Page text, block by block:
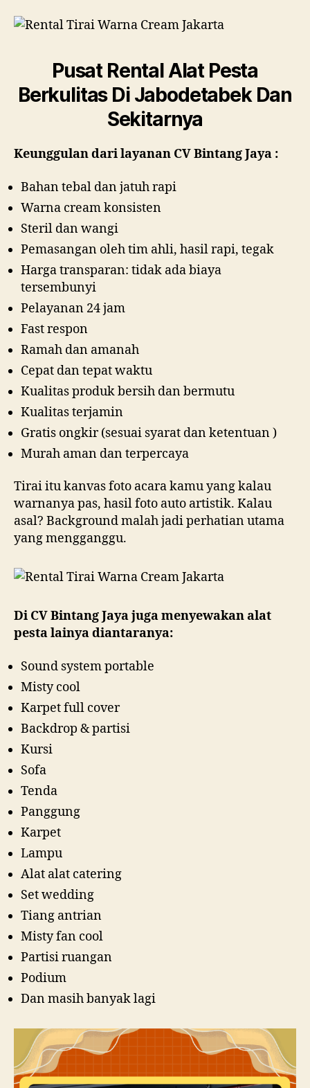
Pusat Rental Alat Pesta
Berkulitas Di Jabodetabek Dan
Sekitarnya
Keunggulan dari layanan CV Bintang Jaya :
Bahan tebal dan jatuh rapi
Warna cream konsisten
Steril dan wangi
Pemasangan oleh tim ahli, hasil rapi, tegak
Harga transparan: tidak ada biaya
tersembunyi
Pelayanan 24 jam
Fast respon
Ramah dan amanah
Cepat dan tepat waktu
Kualitas produk bersih dan bermutu
Kualitas terjamin
Gratis ongkir (sesuai syarat dan ketentuan )
Murah aman dan terpercaya
Tirai itu kanvas foto acara kamu yang kalau
warnanya pas, hasil foto auto artistik. Kalau
asal? Background malah jadi perhatian utama
yang mengganggu.
Di CV Bintang Jaya juga menyewakan alat
pesta lainya diantaranya:
Sound system portable
Misty cool
Karpet full cover
Backdrop & partisi
Kursi
Sofa
Tenda
Panggung
Karpet
Lampu
Alat alat catering
Set wedding
Tiang antrian
Misty fan cool
Partisi ruangan
Podium
Dan masih banyak lagi